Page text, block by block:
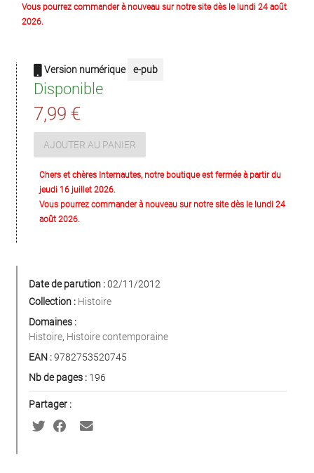
Vous pourrez commander à nouveau sur notre site dès le lundi 24 août
2026.
Version numérique e-pub
Disponible
7,99 €
AJOUTER AU PANIER
Chers et chères Internautes, notre boutique est fermée à partir du
jeudi 16 juillet 2026.
Vous pourrez commander à nouveau sur notre site dès le lundi 24
août 2026.
Date de parution :02/11/2012
Collection : Histoire
Domaines :
Histoire, Histoire contemporaine
EAN :9782753520745
Nb de pages : 196
Partager :